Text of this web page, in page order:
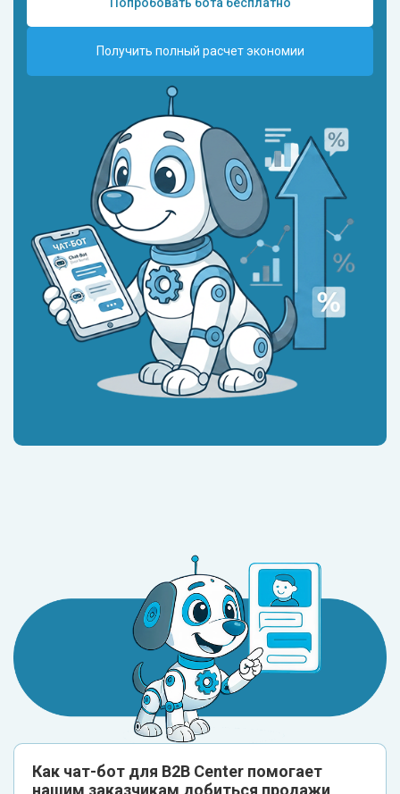
Получить полный расчет экономии
Как чат-бот для B2B Center помогает
нашим заказчикам добиться продажи